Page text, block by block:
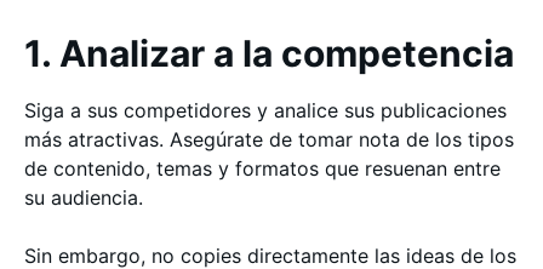
1. Analizar a la competencia
Siga a sus competidores y analice sus publicaciones
más atractivas. Asegúrate de tomar nota de los tipos
de contenido, temas y formatos que resuenan entre
su audiencia.
Sin embargo, no copies directamente las ideas de los